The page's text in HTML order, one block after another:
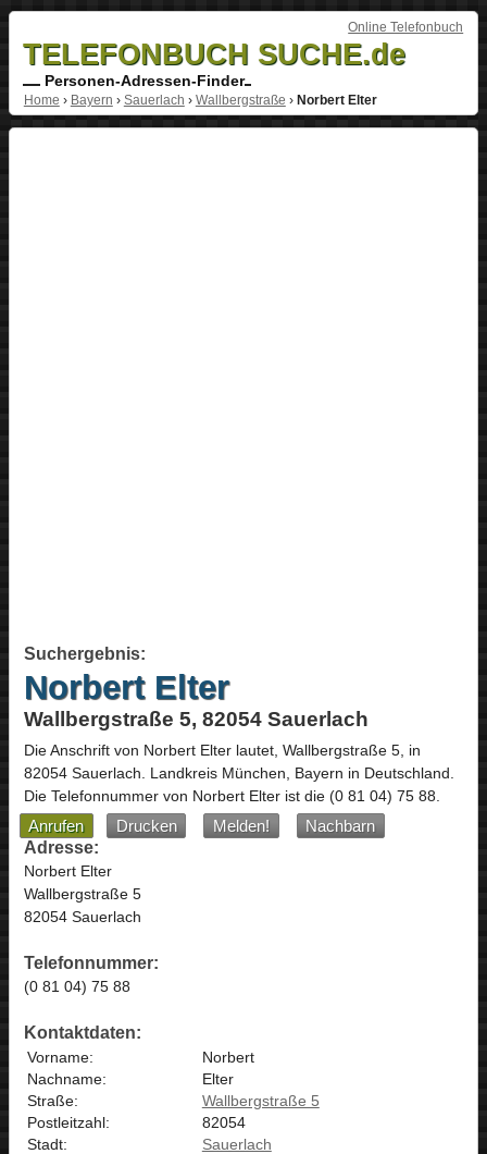
Online Telefonbuch
TELEFONBUCH SUCHE.de
Personen-Adressen-Finder
Home › Bayern › Sauerlach › Wallbergstraße › Norbert Elter
Suchergebnis:
Norbert Elter
Wallbergstraße 5, 82054 Sauerlach
Die Anschrift von Norbert Elterlautet, Wallbergstraße 5, in
82054 Sauerlach. Landkreis München, Bayern in Deutschland.
Die Telefonnummer von Norbert Elter ist die (0 81 04) 75 88.
Anrufen Drucken Melden!
Nachbarn
Adresse:
Norbert Elter
Wallbergstraße 5
82054 Sauerlach
Telefonnummer:
(0 81 04) 75 88
Kontaktdaten:
Vorname:
Norbert
Nachname:
Elter
Straße:
Wallbergstraße 5
Postleitzahl:
82054
Stadt:
Sauerlach